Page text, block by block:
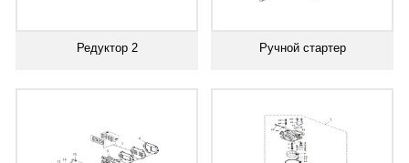
Редуктор 2 Ручной стартер